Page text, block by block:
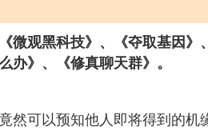
观黑科技》、《夺取基因
》、《修真聊天群》。
可以预知他人即将得到的